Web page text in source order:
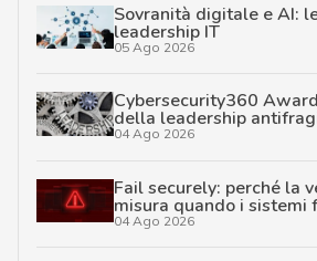
Sovranità digitale e AI:
leadership IT
05 Ago 2026
Cybersecurity360
della leadership
04 Ago 2026
Fail securely: perché la
misura quando i sistemi
04 Ago 2026